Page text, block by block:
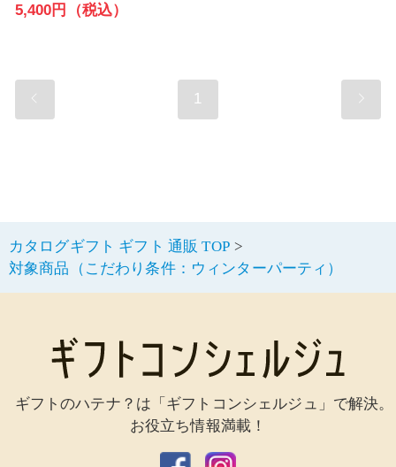
5,400円（税込）
1
カタログギフト ギフト 通販 TOP
対象商品（こだわり条件：ウィンターパーティ）
ギフトのハテナ？は「ギフトコンシェルジュ」で解決。
お役立ち情報満載！